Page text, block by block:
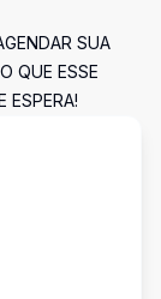
SUA
QUE ESSE
ESPERA!